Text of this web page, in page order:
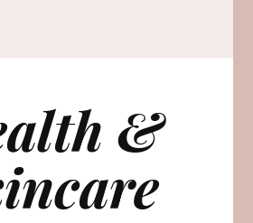
&